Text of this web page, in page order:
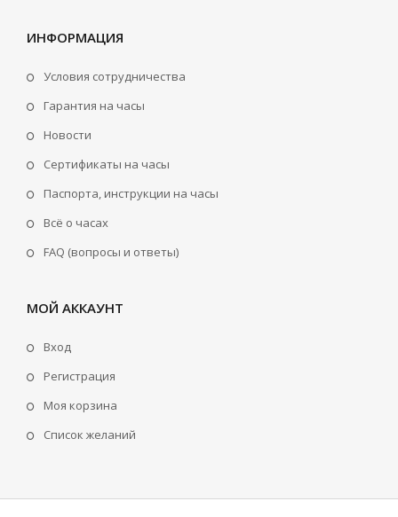
ИНФОРМАЦИЯ
Условия сотрудничества
Гарантия на часы
Новости
Сертификаты на часы
Паспорта, инструкции на часы
Всё о часах
FAQ (вопросы и ответы)
МОЙ АККАУНТ
Вход
Регистрация
Моя корзина
Cписок желаний